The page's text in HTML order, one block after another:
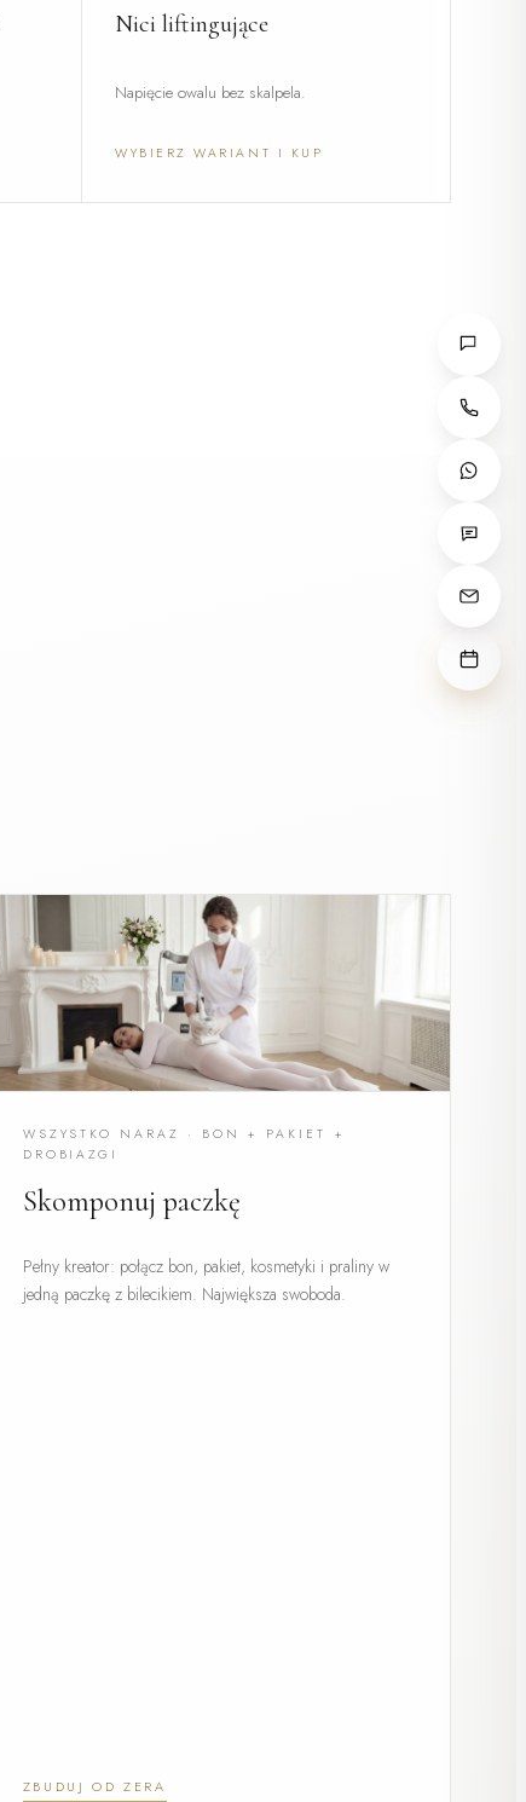
Nici liftingujące
Napięcie owalu bez skalpela.
WYBIERZ WARIANT I KUP
WSZYSTKO NARAZ · BON + PAKIET +
DROBIAZGI
Skomponuj paczkę
Pełny kreator: połącz bon, pakiet, kosmetyki i praliny w
jedną paczkę z bilecikiem. Największa swoboda.
ZBUDUJ OD ZERA